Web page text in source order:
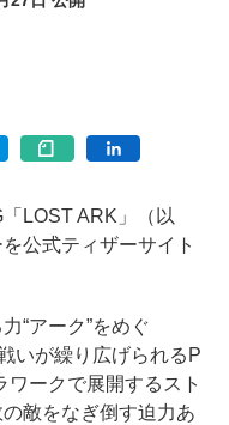
LOST ARK」（以
公式ティザーサイト
“アーク”をめぐ
いが繰り広げられるP
ークで展開するスト
敵をなぎ倒す迫力あ